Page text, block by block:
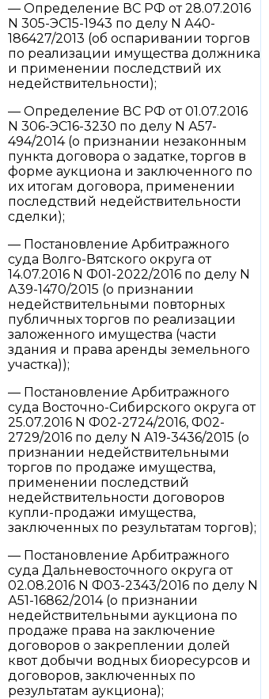
— Определение ВС РФ от 28.07.2016
N 305-ЭС15-1943 по делу N А40-
186427/2013 (об оспаривании торгов
по реализации имущества должника
и применении последствий их
недействительности);
— Определение ВС РФ от 01.07.2016
N 306-ЭС16-3230 по делу N А57-
494/2014 (о признании незаконным
пункта договора о задатке, торгов в
форме аукциона и заключенного по
их итогам договора, применении
последствий недействительности
сделки);
— Постановление Арбитражного
суда Волго-Вятского округа от
14.07.2016 N Ф01-2022/2016 по делу N
А39-1470/2015 (о признании
недействительными повторных
публичных торгов по реализации
заложенного имущества (части
здания и права аренды земельного
участка));
— Постановление Арбитражного
суда Восточно-Сибирского округа от
25.07.2016 N Ф02-2724/2016, Ф02-
2729/2016 по делу N А19-3436/2015 (о
признании недействительными
торгов по продаже имущества,
применении последствий
недействительности договоров
купли-продажи имущества,
заключенных по результатам торгов);
— Постановление Арбитражного
суда Дальневосточного округа от
02.08.2016 N Ф03-2343/2016 по делу N
А51-16862/2014 (о признании
недействительными аукциона по
продаже права на заключение
договоров о закреплении долей
квот добычи водных биоресурсов и
договоров, заключенных по
результатам аукциона);